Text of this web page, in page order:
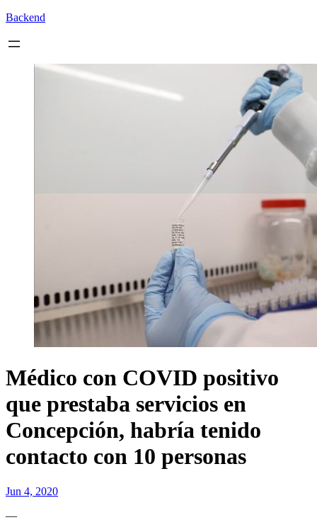
Backend
Médico con COVID positivo
que prestaba servicios en
Concepción, habría tenido
contacto con 10 personas
Jun 4, 2020
—